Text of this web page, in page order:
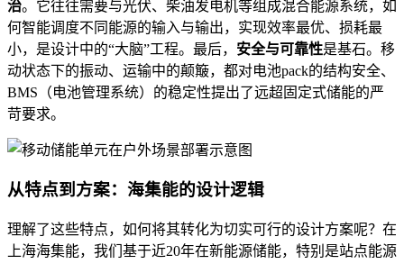
治。它往往需要与光伏、柴油发电机等组成混合能源系统，如
何智能调度不同能源的输入与输出，实现效率最优、损耗最
小，是设计中的“大脑”工程。最后， 安全与可靠性是基石。移
动状态下的振动、运输中的颠簸，都对电池pack的结构安全、
BMS（电池管理系统）的稳定性提出了远超固定式储能的严
苛要求。
从特点到方案：海集能的设计逻辑
理解了这些特点，如何将其转化为切实可行的设计方案呢？在
上海海集能，我们基于近20年在新能源储能，特别是站点能源